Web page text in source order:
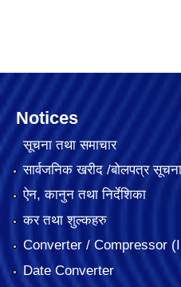
Notices
सूचना तथा समाचार
सार्वजनिक खरीद /बोलपत्र सूचना
ऐन, कानुन तथा निर्देशिका
कर तथा शुल्कहरु
Converter / Compressor
Date Converter